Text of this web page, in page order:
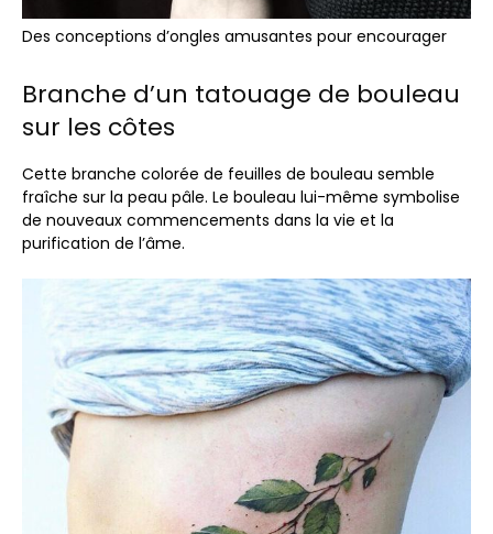
Des conceptions d’ongles amusantes pour encourager
Branche d’un tatouage de bouleau
sur les côtes
Cette branche colorée de feuilles de bouleau semble
fraîche sur la peau pâle. Le bouleau lui-même symbolise
de nouveaux commencements dans la vie et la
purification de l’âme.